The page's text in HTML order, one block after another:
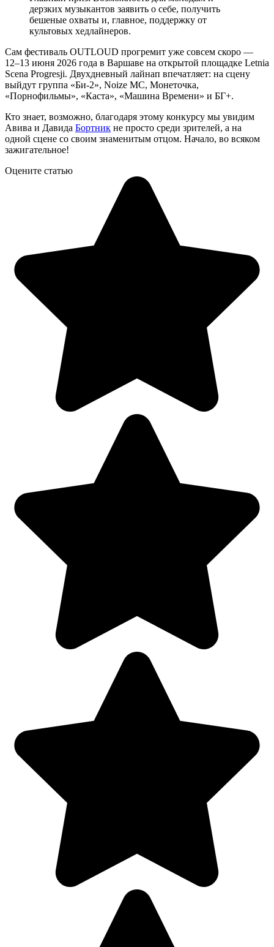
дерзких музыкантов заявить о себе, получить
бешеные охваты и, главное, поддержку от
культовых хедлайнеров.
Сам фестиваль OUTLOUD прогремит уже совсем скоро —
12–13 июня 2026 года в Варшаве на открытой площадке Letnia
Scena Progresji. Двухдневный лайнап впечатляет: на сцену
выйдут группа «Би-2», Noize MC, Монеточка,
«Порнофильмы», «Каста», «Машина Времени» и БГ+.
Кто знает, возможно, благодаря этому конкурсу мы увидим
Авива и Давида Бортник не просто среди зрителей, а на
одной сцене со своим знаменитым отцом. Начало, во всяком
зажигательное!
Оцените статью